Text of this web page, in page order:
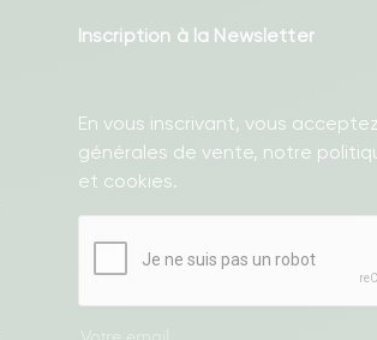
Inscription à la Newsletter
En vous inscrivant, vous
générales de vente, notre
et cookies.